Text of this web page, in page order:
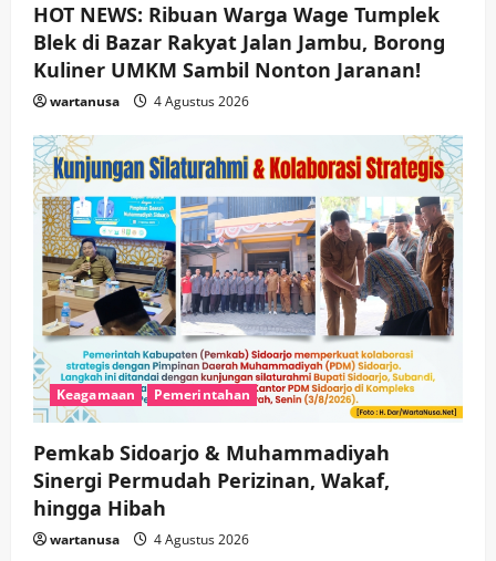
HOT NEWS: Ribuan Warga Wage Tumplek
Blek di Bazar Rakyat Jalan Jambu, Borong
Kuliner UMKM Sambil Nonton Jaranan!
wartanusa 4 Agustus 2026
Keagamaan Pemerintahan
Pemkab Sidoarjo & Muhammadiyah
Sinergi Permudah Perizinan, Wakaf,
hingga Hibah
wartanusa 4 Agustus 2026